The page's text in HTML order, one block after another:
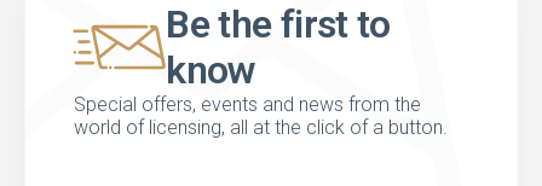
Be the first to
know
Special offers, events and news from the
world of licensing, all at the click of a button.